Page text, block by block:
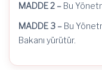
MADDE 2 – Bu
MADDE 3 – Bu
Bakanı yürütür.